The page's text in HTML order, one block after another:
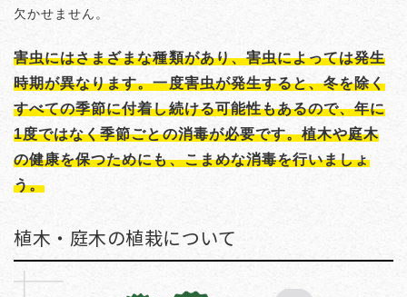
欠かせません。
害虫にはさまざまな種類があり、害虫によっては発生
時期が異なります。一度害虫が発生すると、冬を除く
すべての季節に付着し続ける可能性もあるので、年に
1度ではなく季節ごとの消毒が必要です。植木や庭木
の健康を保つためにも、こまめな消毒を行いましょ
う。
植木・庭木の植栽について